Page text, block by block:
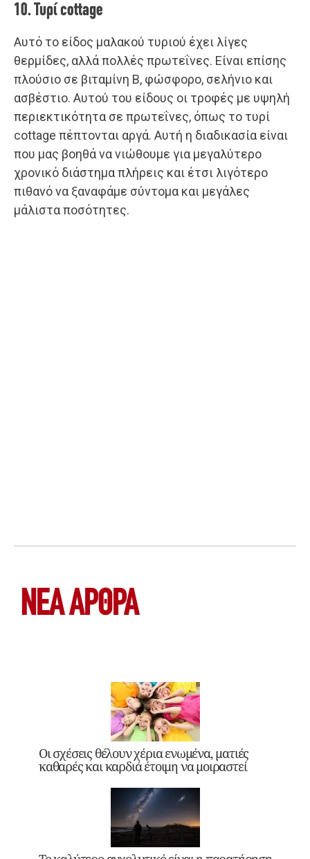
10. Τυρί cottage
Αυτό το είδος μαλακού τυριού έχει λίγες
θερμίδες, αλλά πολλές πρωτεΐνες. Είναι επίσης
πλούσιο σε βιταμίνη Β, φώσφορο, σελήνιο και
ασβέστιο. Αυτού του είδους οι τροφές με υψηλή
περιεκτικότητα σε πρωτεΐνες, όπως το τυρί
cottage πέπτονται αργά. Αυτή η διαδικασία είναι
που μας βοηθά να νιώθουμε για μεγαλύτερο
χρονικό διάστημα πλήρεις και έτσι λιγότερο
πιθανό να ξαναφάμε σύντομα και μεγάλες
μάλιστα ποσότητες.
ΝΕΑ ΆΡΘΡΑ
Οι σχέσεις θέλουν χέρια ενωμένα, ματιές
καθαρές και καρδιά έτοιμη να μοιραστεί